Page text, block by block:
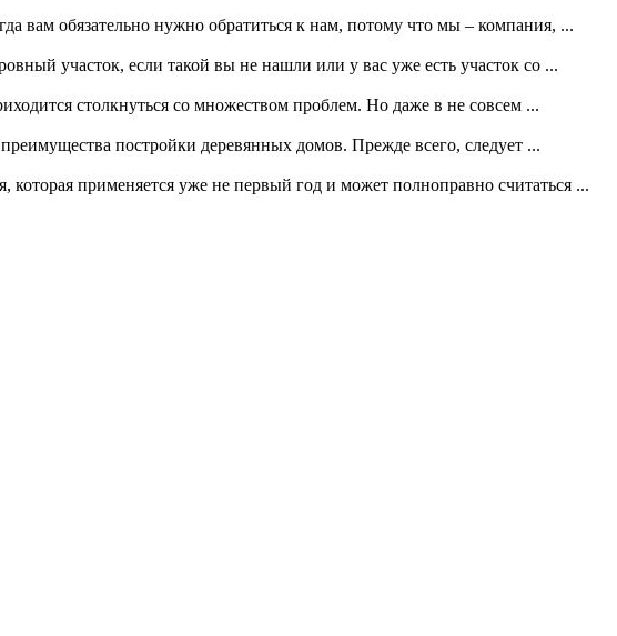
вам обязательно нужно обратиться к нам, потому что мы – компания, ...
участок, если такой вы не нашли или у вас уже есть участок со ...
столкнуться со множеством проблем. Но даже в не совсем ...
постройки деревянных домов. Прежде всего, следует ...
применяется уже не первый год и может полноправно считаться ...